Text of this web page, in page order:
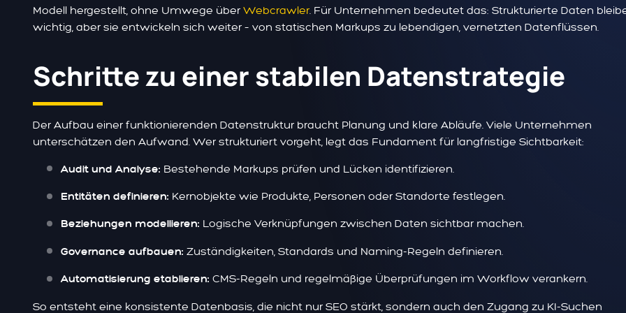
Modell hergestellt, ohne Umwege über Webcrawler. Für Unternehmen bedeutet das: Strukturierte Daten
wichtig, aber sie entwickeln sich weiter – von statischen Markups zu lebendigen, vernetzten Datenflüssen.
Schritte zu einer stabilen Datenstrategie
Der Aufbau einer funktionierenden Datenstruktur braucht Planung und klare Abläufe. Viele Unternehmen
unterschätzen den Aufwand. Wer strukturiert vorgeht, legt das Fundament für langfristige Sichtbarkeit:
Audit und Analyse: Bestehende Markups prüfen und Lücken identifizieren.
Entitäten definieren: Kernobjekte wie Produkte, Personen oder Standorte festlegen.
Beziehungen modellieren: Logische Verknüpfungen zwischen Daten sichtbar machen.
Governance aufbauen: Zuständigkeiten, Standards und Naming-Regeln definieren.
Automatisierung etablieren: CMS-Regeln und regelmäßige Überprüfungen im Workflow verankern.
So entsteht eine konsistente Datenbasis, die nicht nur SEO stärkt, sondern auch den Zugang zu KI-Suchen